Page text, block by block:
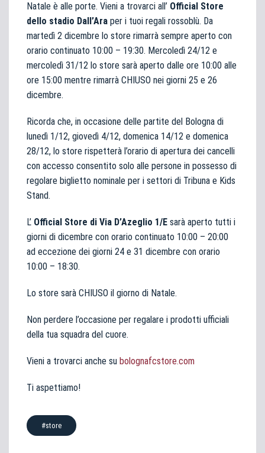
Natale è alle porte. Vieni a trovarci all’ Official Store
dello stadio Dall’Ara per i tuoi regali rossoblù. Da
martedì 2 dicembre lo store rimarrà sempre aperto con
orario continuato 10:00 – 19:30. Mercoledì 24/12 e
mercoledì 31/12 lo store sarà aperto dalle ore 10:00 alle
ore 15:00 mentre rimarrà CHIUSO nei giorni 25 e 26
dicembre.
Ricorda che, in occasione delle partite del Bologna di
lunedì 1/12, giovedì 4/12, domenica 14/12 e domenica
28/12, lo store rispetterà l’orario di apertura dei cancelli
con accesso consentito solo alle persone in possesso di
regolare biglietto nominale per i settori di Tribuna e Kids
Stand.
L’ Official Store di Via D’Azeglio 1/E sarà aperto tutti i
giorni di dicembre con orario continuato 10:00 – 20:00
ad eccezione dei giorni 24 e 31 dicembre con orario
10:00 – 18:30.
Lo store sarà CHIUSO il giorno di Natale.
Non perdere l’occasione per regalare i prodotti ufficiali
della tua squadra del cuore.
Vieni a trovarci anche su bolognafcstore.com
Ti aspettiamo!
#store